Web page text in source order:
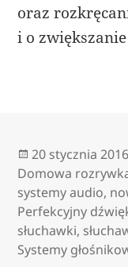
oraz
i o
Data
publikacji
20 stycznia 2016
Domowa
systemy audio,
Perfekcyjny
słuchawki,
Systemy